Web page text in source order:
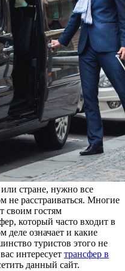
стране, нужно все
не расстраиваться. Многие
своим гостям
который часто входит в
деле означает и какие
туристов этого не
интересует трансфер в
данный сайт.